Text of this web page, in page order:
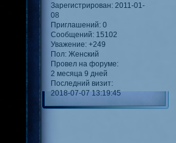
Зарегистрирован: 2011-01-
08
Приглашений: 0
Сообщений: 15102
Уважение: +249
Пол: Женский
Провел на форуме:
2 месяца 9 дней
Последний визит:
2018-07-07 13:19:45